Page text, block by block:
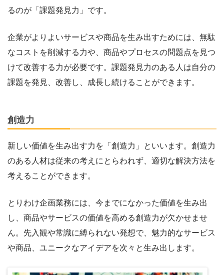
るのが「課題発見力」です。
企業がよりよいサービスや商品を生み出すためには、無駄
なコストを削減する力や、商品やプロセスの問題点を見つ
けて改善する力が必要です。課題発見力のある人は自分の
課題を発見、改善し、成長し続けることができます。
創造力
新しい価値を生み出す力を「創造力」といいます。創造力
のある人材は従来の考えにとらわれず、適切な解決方法を
考えることができます。
とりわけ企画業務には、今までになかった価値を生み出
し、商品やサービスの価値を高める創造力が欠かせませ
ん。先入観や常識に縛られない発想で、魅力的なサービス
や商品、ユニークなアイデアを次々と生み出します。